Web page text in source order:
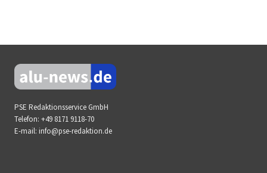
PSE Redaktionsservice GmbH
Telefon: +49 8171 9118-70
E-mail: info@pse-redaktion.de